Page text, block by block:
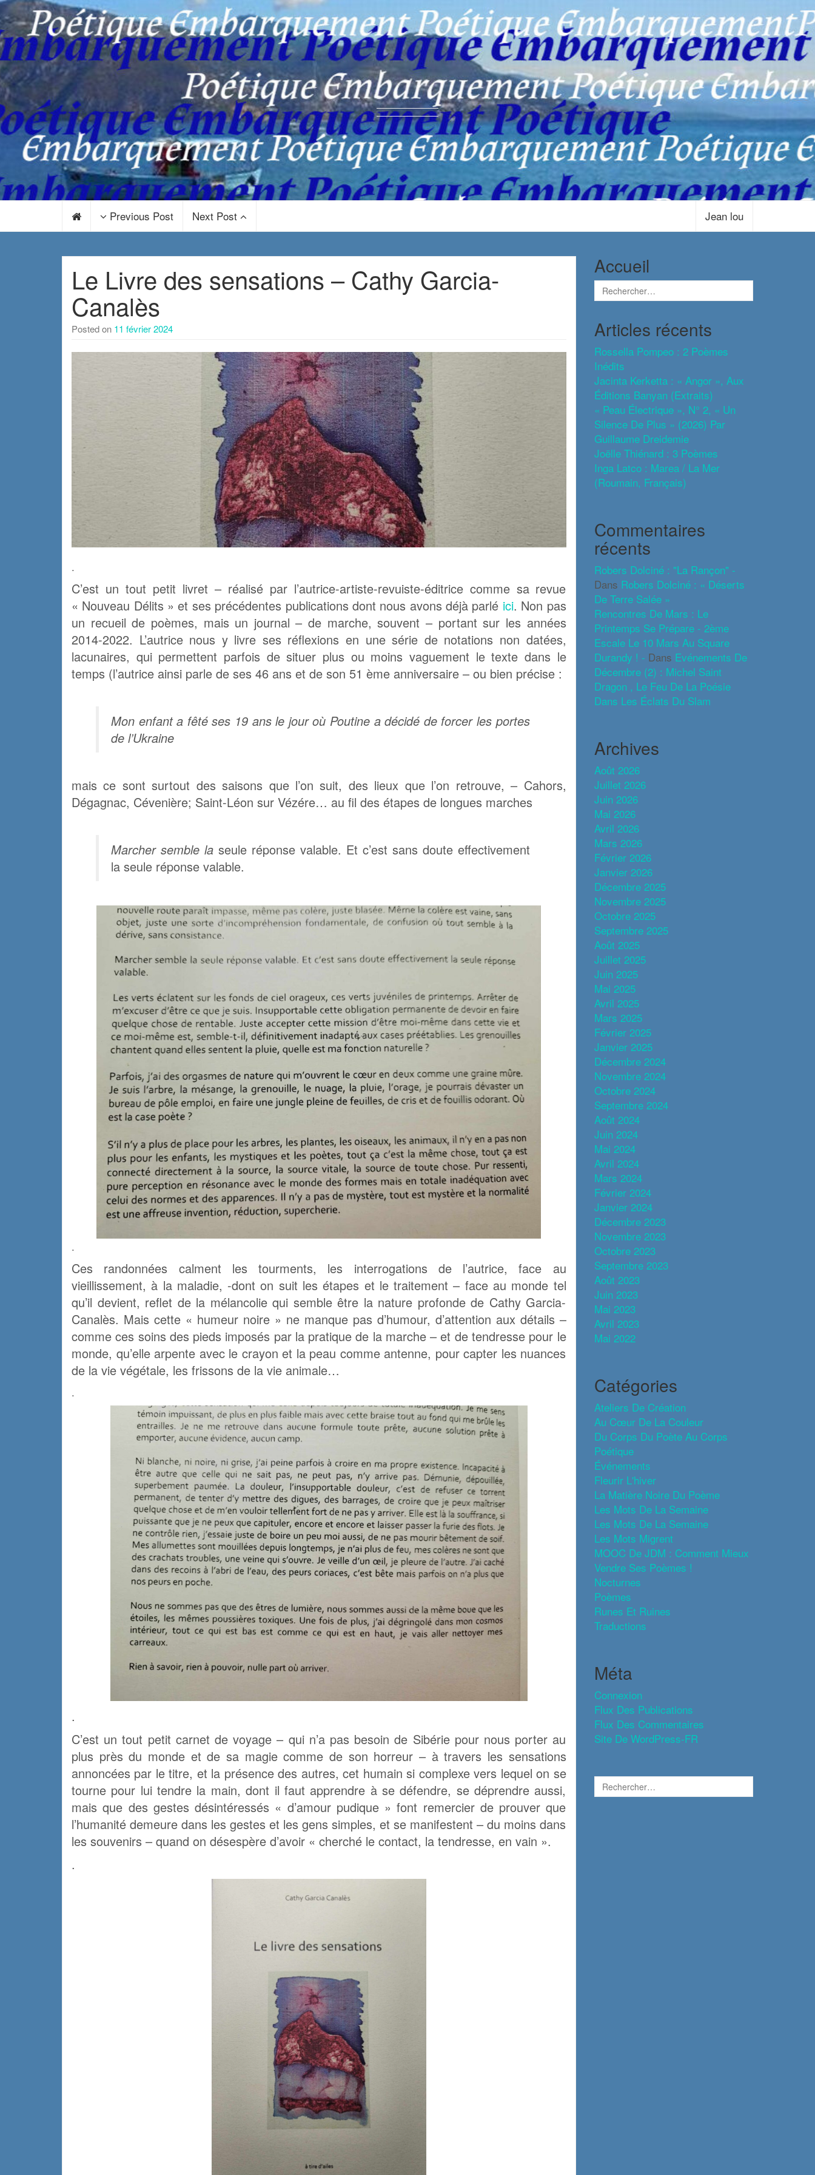
Previous Post Next Post Jean lou
Le Livre des sensations – Cathy Garcia-
Canalès
Posted on 11 février 2024
.
C’est un tout petit livret – réalisé par l’autrice-artiste-revuiste-éditrice comme sa revue
« Nouveau Délits » et ses précédentes publications dont nous avons déjà parlé ici. Non pas
un recueil de poèmes, mais un journal – de marche, souvent – portant sur les années
2014-2022. L’autrice nous y livre ses réflexions en une série de notations non datées,
lacunaires, qui permettent parfois de situer plus ou moins vaguement le texte dans le
temps (l’autrice ainsi parle de ses 46 ans et de son 51 ème anniversaire – ou bien précise :
Mon enfant a fêté ses 19 ans le jour où Poutine a décidé de forcer les portes
de l’Ukraine
mais ce sont surtout des saisons que l’on suit, des lieux que l’on retrouve, – Cahors,
Dégagnac, Cévenière; Saint-Léon sur Vézére… au fil des étapes de longues marches
Marcher semble laseule réponse valable. Et c’est sans doute effectivement
la seule réponse valable.
.
Ces randonnées calment les tourments, les interrogations de l’autrice, face au
vieillissement, à la maladie, -dont on suit les étapes et le traitement – face au monde tel
qu’il devient, reflet de la mélancolie qui semble être la nature profonde de Cathy Garcia-
Canalès. Mais cette « humeur noire » ne manque pas d’humour, d’attention aux détails –
comme ces soins des pieds imposés par la pratique de la marche – et de tendresse pour le
monde, qu’elle arpente avec le crayon et la peau comme antenne, pour capter les nuances
de la vie végétale, les frissons de la vie animale…
.
.
C’est un tout petit carnet de voyage – qui n’a pas besoin de Sibérie pour nous porter au
plus près du monde et de sa magie comme de son horreur – à travers les sensations
annoncées par le titre, et la présence des autres, cet humain si complexe vers lequel on se
tourne pour lui tendre la main, dont il faut apprendre à se défendre, se déprendre aussi,
mais que des gestes désintéressés « d’amour pudique » font remercier de prouver que
l’humanité demeure dans les gestes et les gens simples, et se manifestent – du moins dans
les souvenirs – quand on désespère d’avoir « cherché le contact, la tendresse, en vain ».
.
Accueil
Articles récents
Rossella Pompeo : 2 Poèmes
Inédits
Jacinta Kerketta : « Angor », Aux
Éditions Banyan (extraits)
« Peau Électrique », N° 2, « Un
Silence De Plus » (2026) Par
Guillaume Dreidemie
Joëlle Thiénard : 3 Poèmes
Inga Latco : Marea / La Mer
(roumain, Français)
Commentaires
récents
Robers Dolciné : "La Rançon" -
Dans Robers Dolciné : « Déserts
De Terre Salée »
Rencontres De Mars : Le
Printemps Se Prépare - 2ème
Escale Le 10 Mars Au Square
Durandy ! - Dans Evénements De
Décembre (2) : Michel Saint
Dragon , Le Feu De La Poésie
Dans Les Éclats Du Slam
Archives
Août 2026
Juillet 2026
Juin 2026
Mai 2026
Avril 2026
Mars 2026
Février 2026
Janvier 2026
Décembre 2025
Novembre 2025
Octobre 2025
Septembre 2025
Août 2025
Juillet 2025
Juin 2025
Mai 2025
Avril 2025
Mars 2025
Février 2025
Janvier 2025
Décembre 2024
Novembre 2024
Octobre 2024
Septembre 2024
Août 2024
Juin 2024
Mai 2024
Avril 2024
Mars 2024
Février 2024
Janvier 2024
Décembre 2023
Novembre 2023
Octobre 2023
Septembre 2023
Août 2023
Juin 2023
Mai 2023
Avril 2023
Mai 2022
Catégories
Ateliers De Création
Au Cœur De La Couleur
Du Corps Du Poète Au Corps
Poétique
Événements
Fleurir L'hiver
La Matière Noire Du Poème
Les Mots De La Semaine
Les Mots De La Semaine
Les Mots Migrent
MOOC De JDM : Comment Mieux
Vendre Ses Poèmes !
Nocturnes
Poèmes
Runes Et Ruines
Traductions
Méta
Connexion
Flux Des Publications
Flux Des Commentaires
Site De WordPress-FR